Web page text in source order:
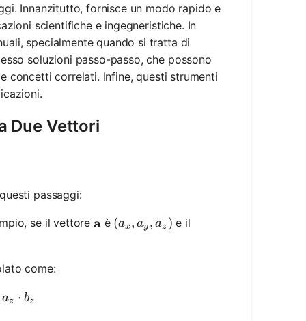
Innanzitutto, fornisce un modo rapido e
scientifiche e ingegneristiche. In
specialmente quando si tratta di
soluzioni passo-passo, che possono
concetti correlati. Infine, questi strumenti
Due Vettori
passaggi:
se il vettore \mathbf{a}
a è (a_x, a_y, a_z)
(ax, ay , az ) e il
come:
\cdot \mathbf{b} = a_x \cdot b_x + a_y \cdot
az ⋅ bz